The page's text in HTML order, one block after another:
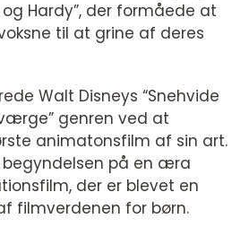
og Hardy”, der formåede at
til at grine af deres
Walt Disneys “Snehvide
genren ved at
animatonsfilm af sin art.
på en æra
der er blevet en
filmverdenen for børn.